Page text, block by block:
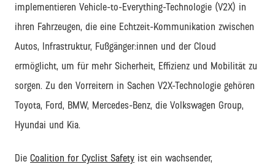
implementieren Vehicle-to-Everything-Technologie (V2X) in
ihren Fahrzeugen, die eine Echtzeit-Kommunikation zwischen
Autos, Infrastruktur, Fußgänger:innen und der Cloud
ermöglicht, um für mehr Sicherheit, Effizienz und Mobilität zu
sorgen. Zu den Vorreitern in Sachen V2X-Technologie gehören
Toyota, Ford, BMW, Mercedes-Benz, die Volkswagen Group,
Hyundai und Kia.
Die Coalition for Cyclist Safety ist ein wachsender,